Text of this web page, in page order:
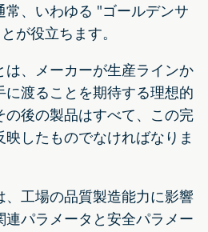
常、いわゆる "ゴールデンサ
が役立ちます。
は、メーカーが生産ラインか
に渡ることを期待する理想的
の後の製品はすべて、この完
したものでなければなりま
、工場の品質製造能力に影響
パラメータと安全パラメー